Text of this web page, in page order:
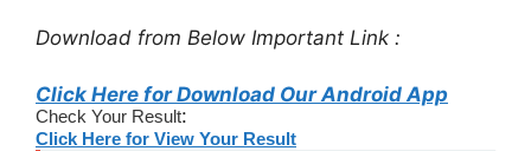
Download from Below Important Link :
Click Here for Download Our Android App
Check Your Result:
Click Here for View Your Result